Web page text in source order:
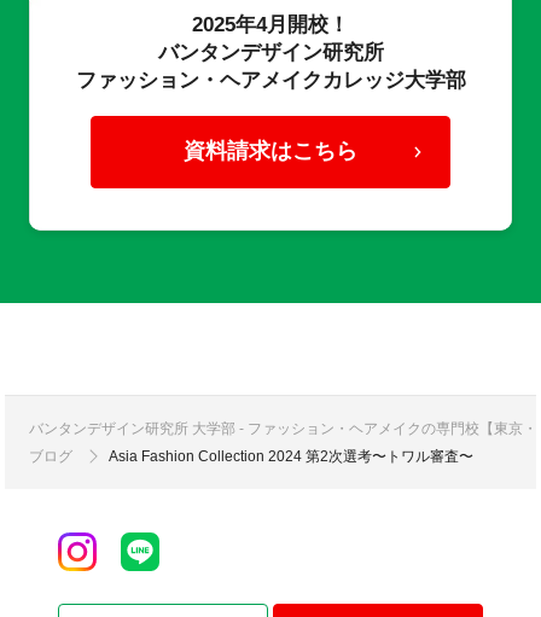
2025年4月開校！
バンタンデザイン研究所
ファッション・ヘアメイクカレッジ大学部
資料請求はこちら
バンタンデザイン研究所 大学部 - ファッション・ヘアメイクの専門校【東京
ブログ
Asia Fashion Collection 2024 第2次選考〜トワル審査〜